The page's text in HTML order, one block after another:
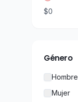
$0
Género
Hombre
Mujer